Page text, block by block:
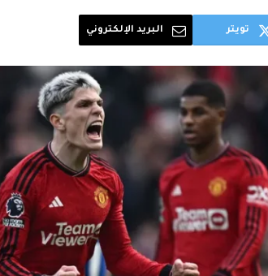
تويتر البريد الإلكتروني